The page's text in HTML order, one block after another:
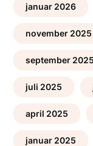
januar 2026
november 2025
september 2025
juli 2025
april 2025
januar 2025